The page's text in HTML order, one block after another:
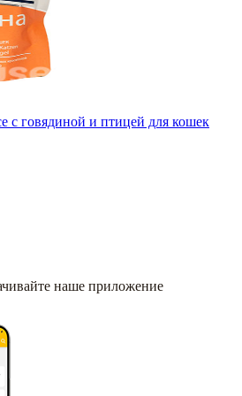
с говядиной и птицей для кошек
наше приложение